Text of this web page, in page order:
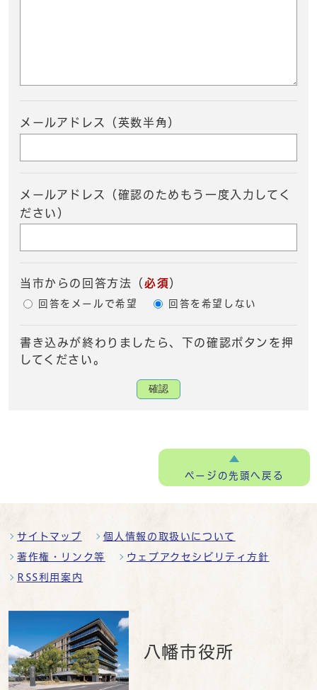
メールアドレス（英数半角）
メールアドレス（確認のためもう一度入力してく
ださい）
当市からの回答方法 （ 必須）
回答をメールで希望 回答を希望しない
書き込みが終わりましたら、下の確認ボタンを押
してください。
確認
ページの先頭へ戻る
サイトマップ 個人情報の取扱いについて
著作権・リンク等 ウェブアクセシビリティ方針
RSS利用案内
八幡市役所